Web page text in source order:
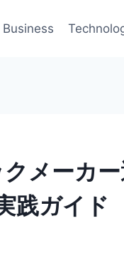
Business
メーカー
践ガイド